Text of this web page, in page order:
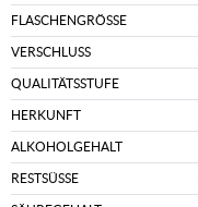
FLASCHENGRÖSSE
VERSCHLUSS
QUALITÄTSSTUFE
HERKUNFT
ALKOHOLGEHALT
RESTSÜSSE